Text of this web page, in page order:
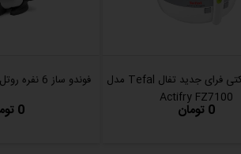
سرخ کن اکتی فرای جدید تفال Tefal مدل
Actifry FZ7100
0 تومان
فوندو ساز 6 نفره روتل Rotel U1851CH
0 تومان